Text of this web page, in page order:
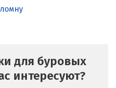
для буровых
интересуют?